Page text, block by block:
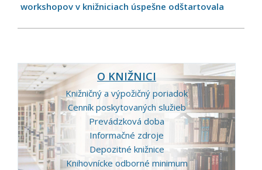
workshopov v knižniciach úspešne odštartovala
O KNIŽNICI
Knižničný a výpožičný poriadok
Cenník poskytovaných služieb
Prevádzková doba
Informačné zdroje
Depozitné knižnice
Knihovnícke odborné minimum